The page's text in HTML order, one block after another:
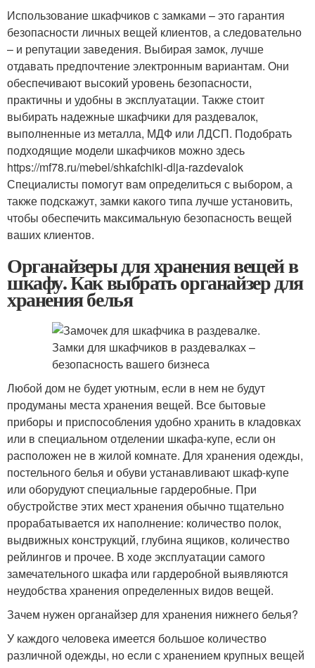
Использование шкафчиков с замками – это гарантия
безопасности личных вещей клиентов, а следовательно
– и репутации заведения. Выбирая замок, лучше
отдавать предпочтение электронным вариантам. Они
обеспечивают высокий уровень безопасности,
практичны и удобны в эксплуатации. Также стоит
выбирать надежные шкафчики для раздевалок,
выполненные из металла, МДФ или ЛДСП. Подобрать
подходящие модели шкафчиков можно здесь
https://mf78.ru/mebel/shkafchiki-dlja-razdevalok
Специалисты помогут вам определиться с выбором, а
также подскажут, замки какого типа лучше установить,
чтобы обеспечить максимальную безопасность вещей
ваших клиентов.
Органайзеры для хранения вещей в
шкафу. Как выбрать органайзер для
хранения белья
Любой дом не будет уютным, если в нем не будут
продуманы места хранения вещей. Все бытовые
приборы и приспособления удобно хранить в кладовках
или в специальном отделении шкафа-купе, если он
расположен не в жилой комнате. Для хранения одежды,
постельного белья и обуви устанавливают шкаф-купе
или оборудуют специальные гардеробные. При
обустройстве этих мест хранения обычно тщательно
прорабатывается их наполнение: количество полок,
выдвижных конструкций, глубина ящиков, количество
рейлингов и прочее. В ходе эксплуатации самого
замечательного шкафа или гардеробной выявляются
неудобства хранения определенных видов вещей.
Зачем нужен органайзер для хранения нижнего белья?
У каждого человека имеется большое количество
различной одежды, но если с хранением крупных вещей